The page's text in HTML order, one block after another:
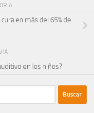
en más del 65% de
en los niños?